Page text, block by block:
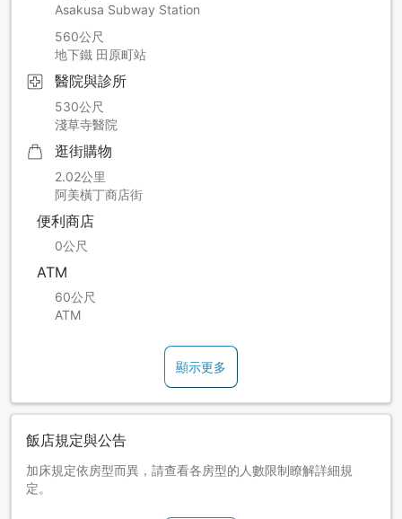
Asakusa Subway Station
560公尺
地下鐵 田原町站
醫院與診所
530公尺
淺草寺醫院
逛街購物
2.02公里
阿美橫丁商店街
便利商店
0公尺
ATM
60公尺
ATM
顯示更多
飯店規定與公告
加床規定依房型而異，請查看各房型的人數限制瞭解詳細規
定。